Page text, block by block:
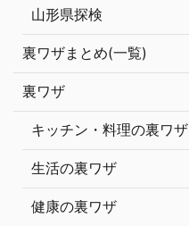
山形県探検
裏ワザまとめ(一覧)
裏ワザ
キッチン・料理の裏ワザ
生活の裏ワザ
健康の裏ワザ